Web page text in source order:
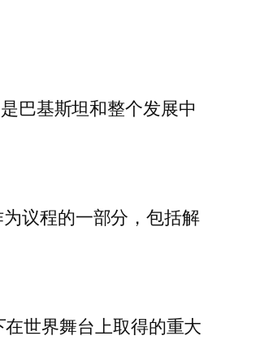
巴基斯坦和整个发展中
议程的一部分，包括解
世界舞台上取得的重大